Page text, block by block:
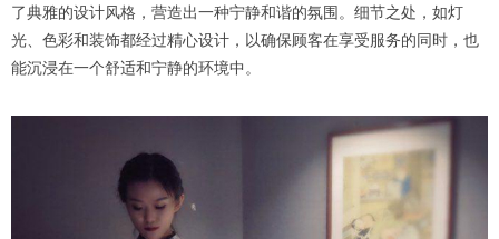
了典雅的设计风格，营造出一种宁静和谐的氛围。细节之处，如灯
光、色彩和装饰都经过精心设计，以确保顾客在享受服务的同时，也
能沉浸在一个舒适和宁静的环境中。